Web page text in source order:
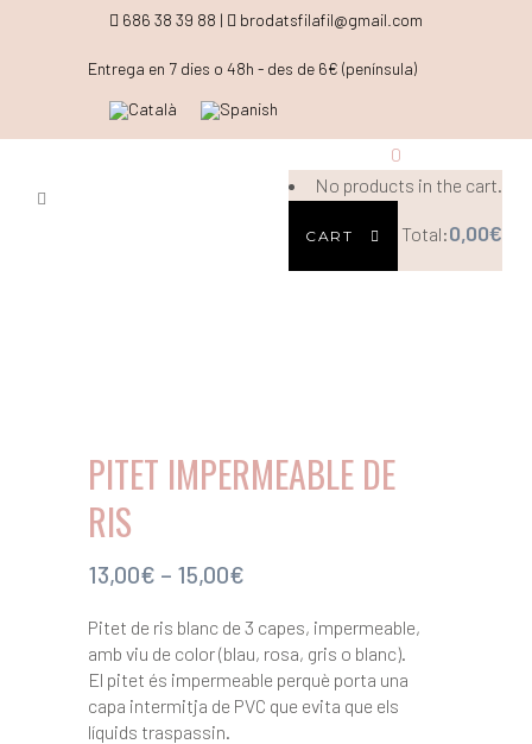
686 38 39 88 | brodatsfilafil@gmail.com
Entrega en 7 dies o 48h - des de 6€ (península)
0
No products in the cart.
CART Total:0,00€
PITET IMPERMEABLE DE
RIS
13,00€ – 15,00€
Pitet de ris blanc de 3 capes, impermeable,
amb viu de color (blau, rosa, gris o blanc).
El pitet és impermeable perquè porta una
capa intermitja de PVC que evita que els
líquids traspassin.